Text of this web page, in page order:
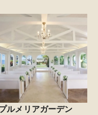
ルメリアガーデン